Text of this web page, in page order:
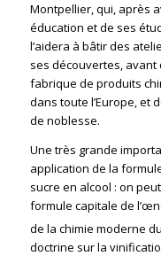
Montpellier, qui, après
éducation et de ses
l’aidera à bâtir des
ses découvertes, avant
fabrique de produits
dans toute l’Europe, et
de noblesse.
Une très grande
application de la
sucre en alcool : on
formule capitale de
de la chimie moderne
doctrine sur la